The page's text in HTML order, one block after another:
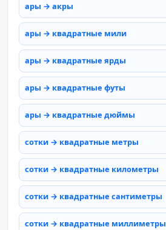
ары → акры
ары → квадратные мили
ары → квадратные ярды
ары → квадратные футы
ары → квадратные дюймы
сотки → квадратные метры
сотки → квадратные километры
сотки → квадратные сантиметры
сотки → квадратные миллиметры